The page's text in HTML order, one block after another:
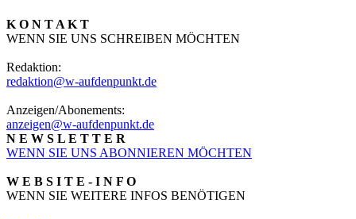
K O N T A K T
WENN SIE UNS SCHREIBEN MÖCHTEN
Redaktion:
redaktion@w-aufdenpunkt.de
Anzeigen/Abonements:
anzeigen@w-aufdenpunkt.de
N E W S L E T T E R
WENN SIE UNS ABONNIEREN MÖCHTEN
W E B S I T E - I N F O
WENN SIE WEITERE INFOS BENÖTIGEN